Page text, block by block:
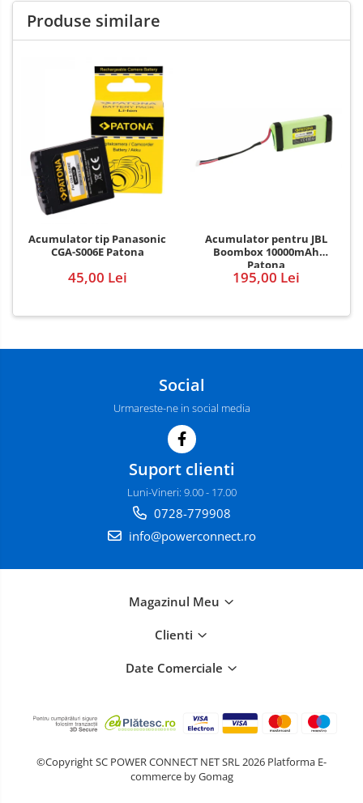
Produse similare
Acumulator tip Panasonic
CGA-S006E Patona
45,00 Lei
Acumulator pentru JBL
Boombox 10000mAh
Patona
195,00 Lei
Social
Urmareste-ne in social media
Suport clienti
Luni-Vineri: 9.00 - 17.00
0728-779908
info@powerconnect.ro
Magazinul Meu
Clienti
Date Comerciale
©Copyright SC POWER CONNECT NET SRL 2026 Platforma E-
commerce by Gomag